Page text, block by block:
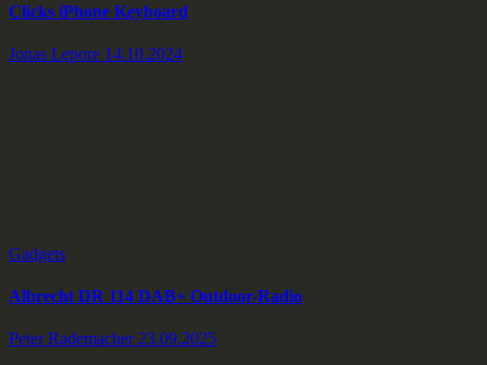
Clicks iPhone Keyboard
Jonas Lepore 14.10.2024
Gadgets
Albrecht DR 114 DAB+ Outdoor-Radio
Peter Rademacher 23.09.2025